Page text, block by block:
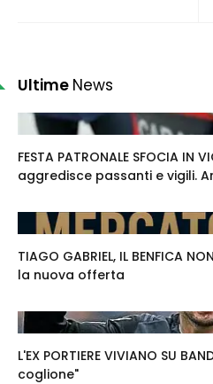
Ultime News
FESTA PATRONALE SFOCIA IN
aggredisce passanti e vigili.
TIAGO GABRIEL, IL BENFICA
la nuova offerta
L'EX PORTIERE VIVIANO SU
coglione"